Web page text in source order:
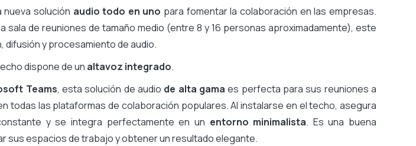
nueva solución audio todo en uno para fomentar la colaboración en las empresas.
sala de reuniones de tamaño medio (entre 8 y 16 personas aproximadamente), este
y procesamiento de audio.
dispone de un altavoz integrado.
Teams, esta solución de audio de alta gama es perfecta para sus reuniones a
todas las plataformas de colaboración populares. Al instalarse en el techo, asegura
y se integra perfectamente en un entorno minimalista. Es una buena
sus espacios de trabajo y obtener un resultado elegante.